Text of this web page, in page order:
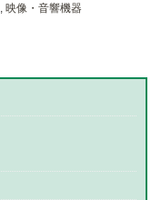
映像・音響機器